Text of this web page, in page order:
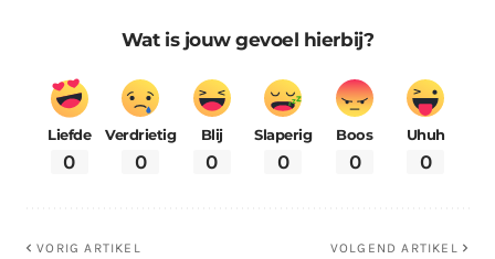
Wat is jouw gevoel hierbij?
Liefde
0
Verdrietig
0
Blij
0
Slaperig
0
Boos
0
Uhuh
0
VORIG ARTIKEL VOLGEND ARTIKEL